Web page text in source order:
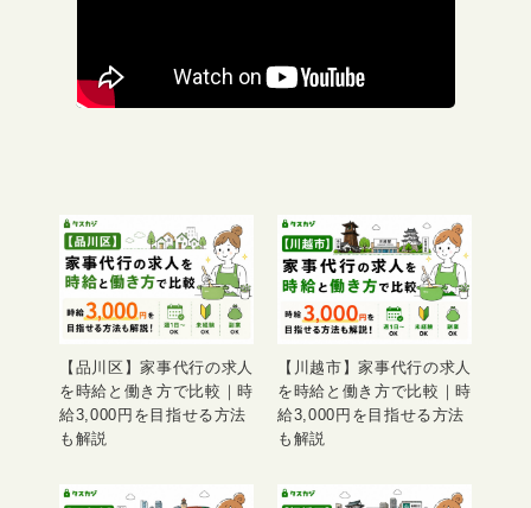
【品川区】家事代行の求人
を時給と働き方で比較｜時
給3,000円を目指せる方法
も解説
【川越市】家事代行の求人
を時給と働き方で比較｜時
給3,000円を目指せる方法
も解説